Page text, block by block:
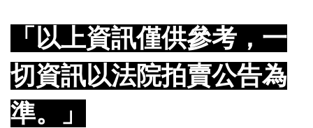
「以上資訊僅供參考，一
切資訊以法院拍賣公告為
準。」